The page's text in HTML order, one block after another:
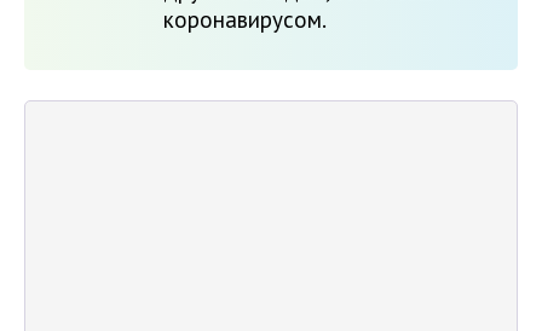
коронавирусом.